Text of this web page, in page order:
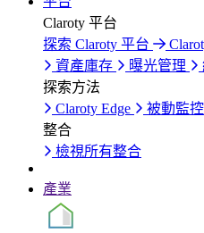
Claroty 平台
探索 Claroty 平台
資產庫存
曝光管理
探索方法
Claroty Edge
被動監控
整合
檢視所有整合
產業